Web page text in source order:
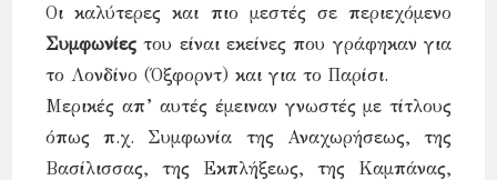
Οι καλύτερες και πιο μεστές σε περιεχόμενο
Συμφωνίες του είναι εκείνες που γράφηκαν για
το Λονδίνο (Όξφορντ) και για το Παρίσι.
Μερικές απ’ αυτές έμειναν γνωστές με τίτλους
όπως π.χ. Συμφωνία της Αναχωρήσεως, της
Βασίλισσας, της Εκπλήξεως, της Καμπάνας,